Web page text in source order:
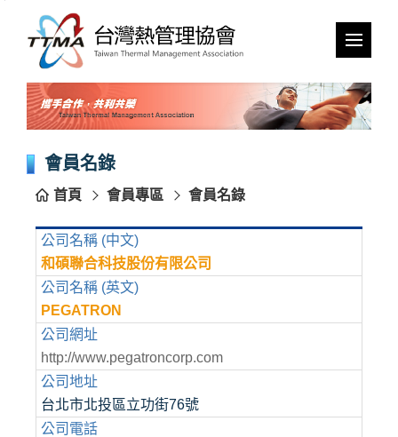
跳
會員名錄
首頁 會員專區 會員名錄
公司名稱 (中文)
和碩聯合科技股份有限公司
公司名稱 (英文)
PEGATRON
公司網址
http://www.pegatroncorp.com
公司地址
台北市北投區立功街76號
公司電話